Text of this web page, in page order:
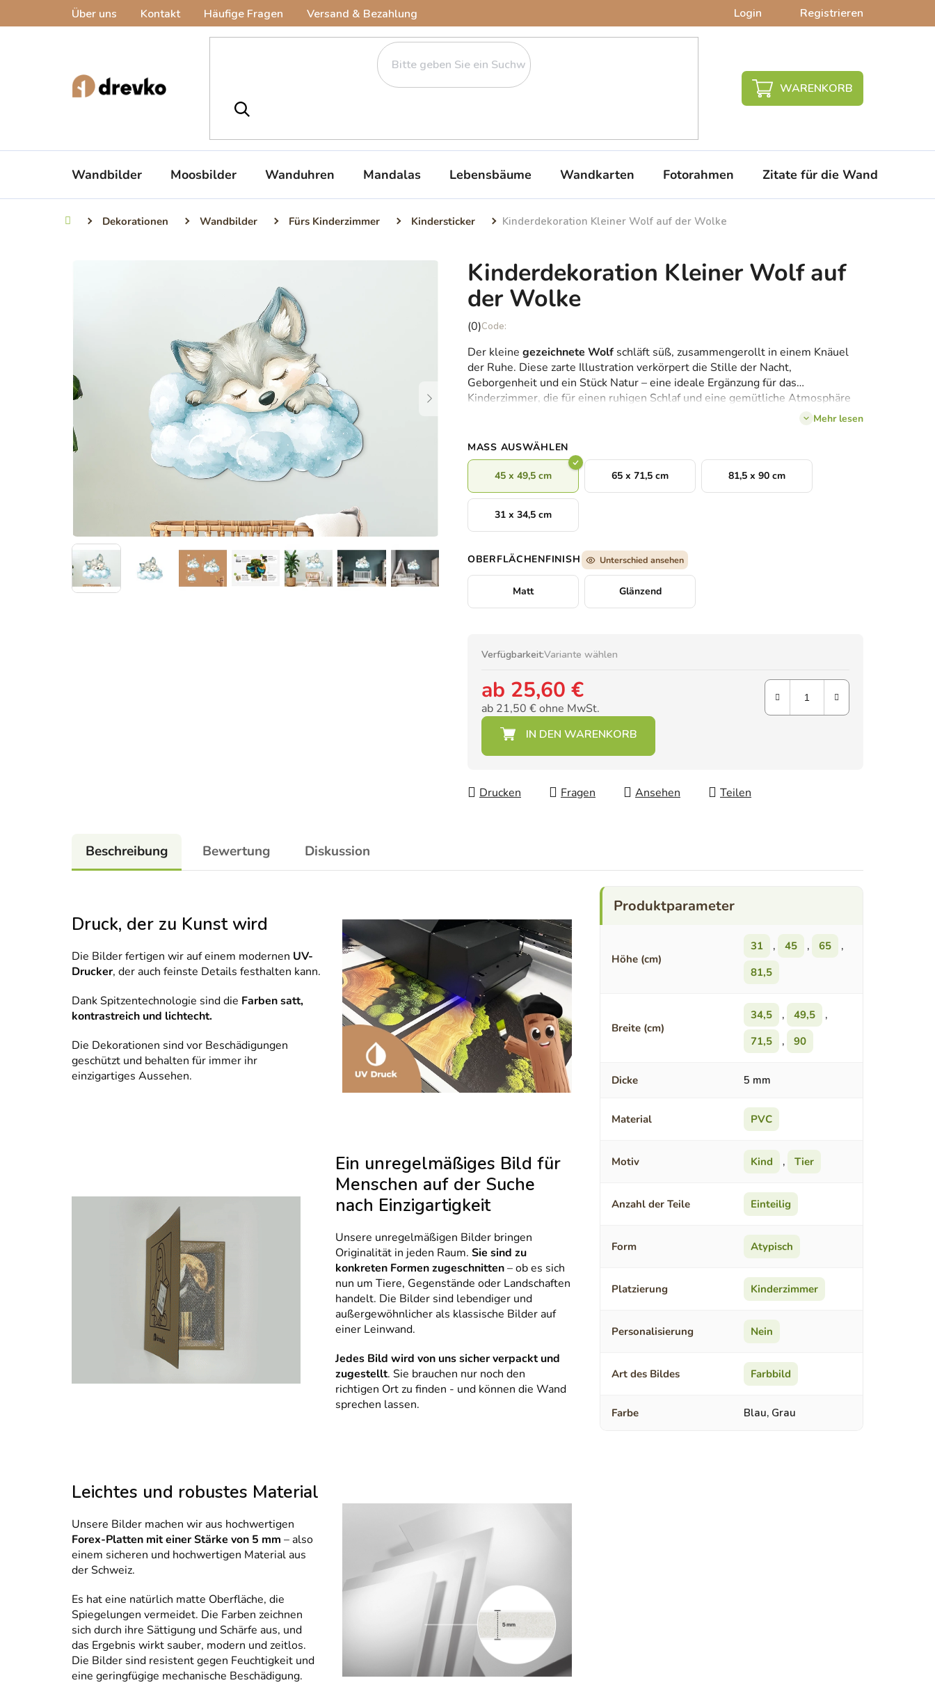
Über uns Kontakt Häufige Fragen Versand & Bezahlung Login Registrieren
WARENKORB
Wandbilder Moosbilder Wanduhren Mandalas Lebensbäume Wandkarten Fotorahmen Zitate für die Wand
StartseiteDekorationen Wandbilder Fürs Kinderzimmer Kindersticker Kinderdekoration Kleiner Wolf auf der Wolke
Kinderdekoration Kleiner Wolf auf
der Wolke
Die
Produktbewertung
ist
0,0
von
(0)
Der kleine gezeichnete Wolf schläft süß, zusammengerollt in einem Knäuel
der Ruhe. Diese zarte Illustration verkörpert die Stille der Nacht,
Geborgenheit und ein Stück Natur – eine ideale Ergänzung für das
Kinderzimmer, die für einen ruhigen Schlaf und eine gemütliche Atmosphäre
Mehr lesen
MASS AUSWÄHLEN
45 x 49,5 cm 65 x 71,5 cm 81,5 x 90 cm
31 x 34,5 cm
OBERFLÄCHENFINISH Unterschied ansehen
Matt Glänzend
Verfügbarkeit:Variante wählen
ab 25,60 €
ab 21,50 €ohne MwSt.
Verkaufspreis:
Drucken Fragen Ansehen Teilen
Beschreibung Bewertung Diskussion
Druck, der zu Kunst wird
Die Bilder fertigen wir auf einem modernen UV-
Drucker, der auch feinste Details festhalten kann.
Dank Spitzentechnologie sind die Farben satt,
kontrastreich und lichtecht.
Die Dekorationen sind vor Beschädigungen
geschützt und behalten für immer ihr
einzigartiges Aussehen.
Ein unregelmäßiges Bild für
Menschen auf der Suche
nach Einzigartigkeit
Unsere unregelmäßigen Bilder bringen
Originalität in jeden Raum.Sie sind zu
konkreten Formen zugeschnitten– ob es sich
nun um Tiere, Gegenstände oder Landschaften
handelt. Die Bilder sind lebendiger und
außergewöhnlicher als klassische Bilder auf
einer Leinwand.
Jedes Bild wird von uns sicher verpackt und
zugestellt. Sie brauchen nur noch den
richtigen Ort zu finden - und können die Wand
sprechen lassen.
Leichtes und robustes Material
Unsere Bilder machen wir aus hochwertigen
Forex-Platten mit einer Stärke von 5 mm – also
einem sicheren und hochwertigen Material aus
der Schweiz.
Es hat eine natürlich matte Oberfläche, die
Spiegelungen vermeidet. Die Farben zeichnen
sich durch ihre Sättigung und Schärfe aus, und
das Ergebnis wirkt sauber, modern und zeitlos.
Die Bilder sind resistent gegen Feuchtigkeit und
eine geringfügige mechanische Beschädigung.
Höhe (cm)
31 , 45 , 65
,
81,5
Breite (cm)
34,5 , 49,5
,
71,5
, 90
Dicke 5 mm
Material PVC
Motiv Kind , Tier
Anzahl der Teile Einteilig
Form Atypisch
Platzierung Kinderzimmer
Personalisierung Nein
Art des Bildes Farbbild
Farbe Blau, Grau